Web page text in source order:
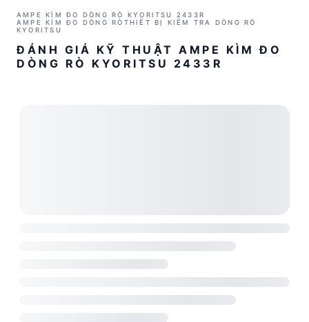
AMPE KÌM ĐO DÒNG RÒ KYORITSU 2433R
AMPE KÌM ĐO DÒNG RÒ THIẾT BỊ KIỂM TRA DÒNG RÒ
KYORITSU
ĐÁNH GIÁ KỸ THUẬT AMPE KÌM ĐO
DÒNG RÒ KYORITSU 2433R